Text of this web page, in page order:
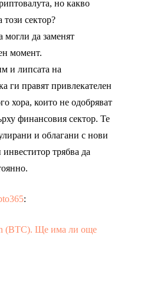
но какво
този сектор?
могли да заменят
момент.
и липсата на
ги правят привлекателен
хора, които не одобряват
финансовия сектор. Те
и облагани с нови
трябва да
:
(BTC). Ще има ли още